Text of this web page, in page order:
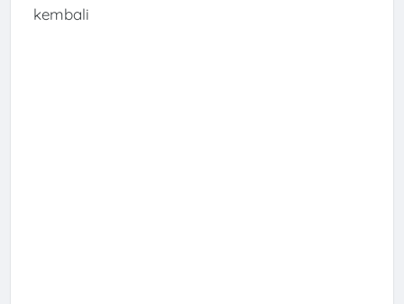
kembali